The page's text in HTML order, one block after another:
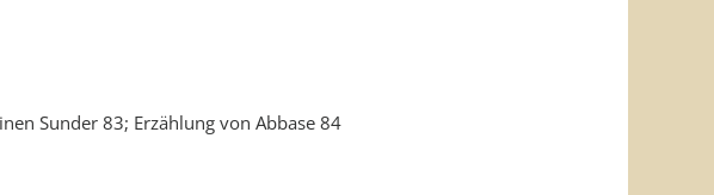
Sunder 83; Erzählung von Abbase 84